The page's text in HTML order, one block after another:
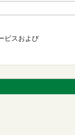
ビスおよび